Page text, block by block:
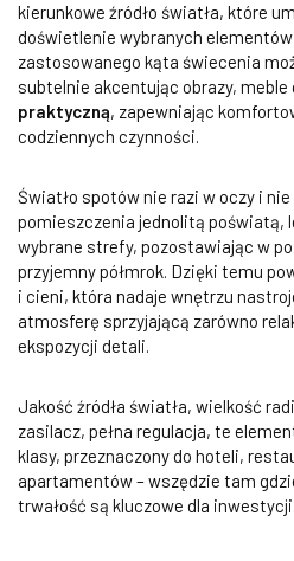
kierunkowe źródło światła, które
doświetlenie wybranych
zastosowanego kąta świecenia
subtelnie akcentując obrazy,
praktyczną, zapewniając
codziennych czynności.
Światło spotów nie razi w oczy i nie
pomieszczenia jednolitą poświatą,
wybrane strefy, pozostawiając w
przyjemny półmrok. Dzięki temu
i cieni, która nadaje wnętrzu
atmosferę sprzyjającą zarówno
ekspozycji detali.
Jakość źródła światła, wielkość
zasilacz, pełna regulacja, te
klasy, przeznaczony do hoteli,
apartamentów – wszędzie tam
trwałość są kluczowe dla inwestycji.